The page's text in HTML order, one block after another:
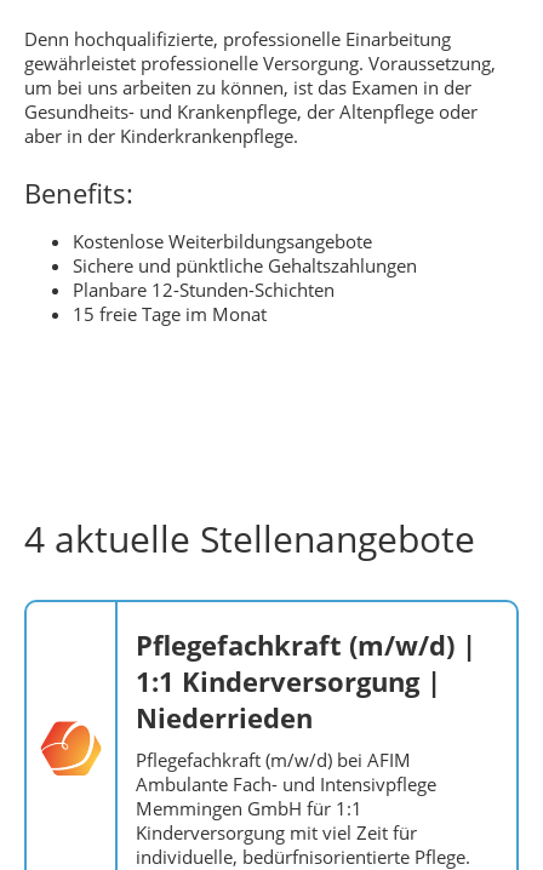
Denn hochqualifizierte, professionelle Einarbeitung
gewährleistet professionelle Versorgung. Voraussetzung,
um bei uns arbeiten zu können, ist das Examen in der
Gesundheits- und Krankenpflege, der Altenpflege oder
aber in der Kinderkrankenpflege.
Benefits:
Kostenlose Weiterbildungsangebote
Sichere und pünktliche Gehaltszahlungen
Planbare 12-Stunden-Schichten
15 freie Tage im Monat
4 aktuelle Stellenangebote
Pflegefachkraft (m/w/d) |
1:1 Kinderversorgung |
Niederrieden
Pflegefachkraft (m/w/d) bei AFIM
Ambulante Fach- und Intensivpflege
Memmingen GmbH für 1:1
Kinderversorgung mit viel Zeit für
individuelle, bedürfnisorientierte Pflege.